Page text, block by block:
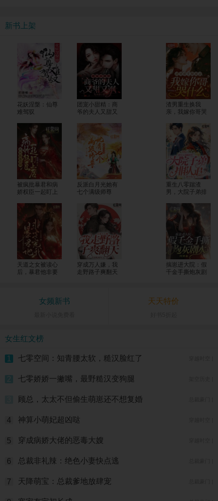
新书上架
花妖涅槃：仙尊
难驾驭
团宠小甜精：商
爷的夫人又甜又
渣男重生换我
亲，我嫁你哥哭
被疯批暴君和病
娇权臣一起盯上
反派白月光她有
七个满级师尊
重生八零踹渣
男，大院子弟排
天道之女被读心
后，暴君他非要
穿成万人嫌，我
走野路子爽翻天
揣崽进大院：假
千金手撕炮灰剧
女频新书 天天特价
女生红文榜
1 七零空间：知青腰太软，糙汉脸红了
2 七零娇娇一撇嘴，最野糙汉变狗腿
顾总，太太不但偷生萌崽还不想复婚
4 神算小萌妃超凶哒
5 穿成病娇大佬的恶毒大嫂
6 总裁非礼辣：绝色小妻快点逃
7 天降萌宝：总裁爹地放肆宠